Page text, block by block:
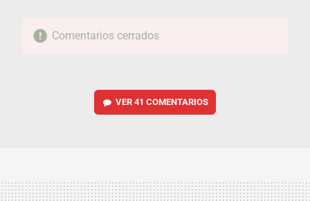
Comentarios cerrados
VER 41 COMENTARIOS